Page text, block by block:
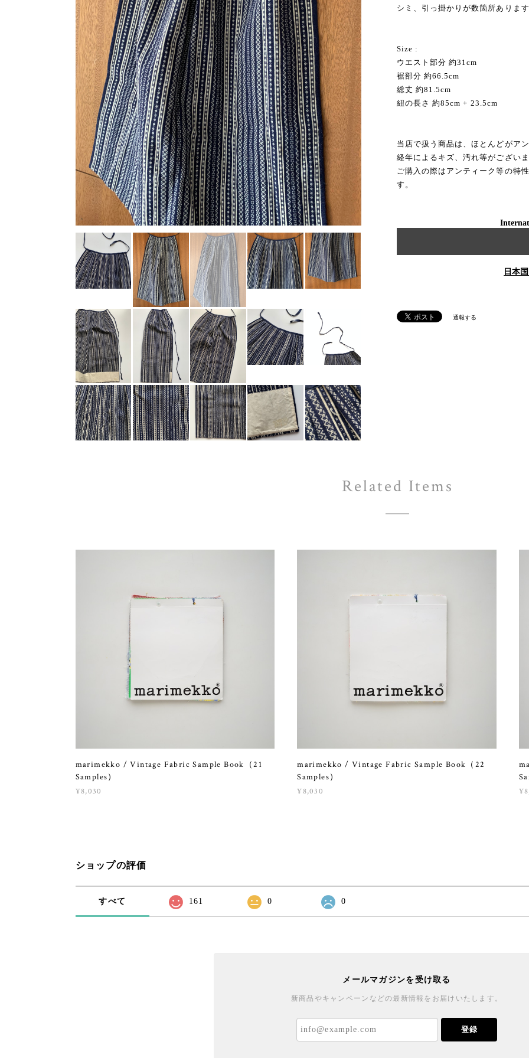
シミ、引っ掛かりが数箇所ありま
Size :
ウエスト部分 約31cm
裾部分 約66.5cm
総丈 約81.5cm
紐の長さ 約85cm + 23.5cm
当店で扱う商品は、ほとんどがア
経年によるキズ、汚れ等がございま
ご購入の際はアンティーク等の特
す。
日本
通報する
Related Items
marimekko / Vintage Fabric Sample Book（21
Samples）
¥8,030
marimekko / Vintage Fabric Sample Book（22
Samples）
¥8,030
ショップの評価
すべて 161 0 0
メールマガジンを受け取る
新商品やキャンペーンなどの最新情報をお届けいたします。
登録